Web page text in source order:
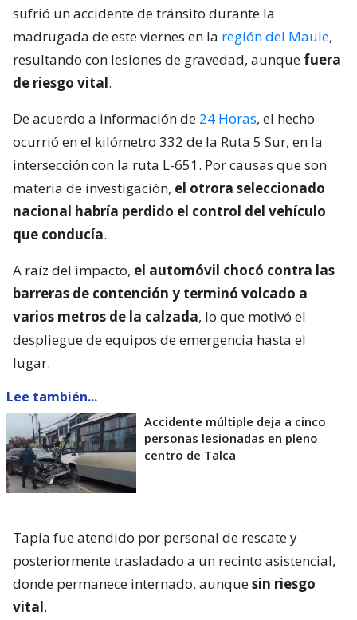
sufrió un accidente de tránsito durante la
madrugada de este viernes en la región del Maule,
resultando con lesiones de gravedad, aunque fuera
de riesgo vital.
De acuerdo a información de 24 Horas, el hecho
ocurrió en el kilómetro 332 de la Ruta 5 Sur, en la
intersección con la ruta L-651. Por causas que son
materia de investigación, el otrora seleccionado
nacional habría perdido el control del vehículo
que conducía.
A raíz del impacto, el automóvil chocó contra las
barreras de contención y terminó volcado a
varios metros de la calzada, lo que motivó el
despliegue de equipos de emergencia hasta el
lugar.
Lee también...
Accidente múltiple deja a cinco
personas lesionadas en pleno
centro de Talca
Tapia fue atendido por personal de rescate y
posteriormente trasladado a un recinto asistencial,
donde permanece internado, aunquesin riesgo
vital.